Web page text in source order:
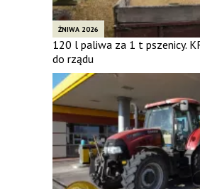
ŻNIWA 2026
120 l paliwa za 1 t pszenicy.
do rządu